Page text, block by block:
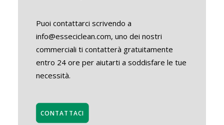
Puoi contattarci scrivendo a
info@esseciclean.com, uno dei nostri
commerciali ti contatterà gratuitamente
entro 24 ore per aiutarti a soddisfare le tue
necessità.
CONTATTACI